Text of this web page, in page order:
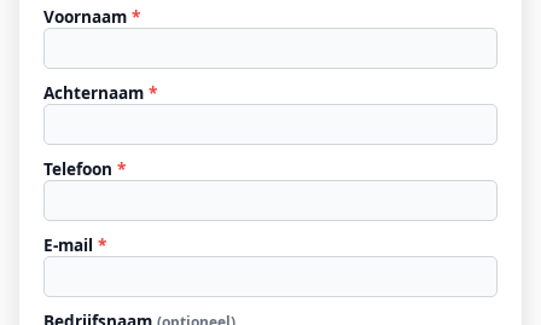
Voornaam *
Achternaam *
Telefoon *
E-mail *